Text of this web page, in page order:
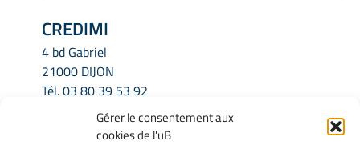
Gérer le consentement aux
cookies de l'uB
CREDIMI
4 bd Gabriel
21000 DIJON
Tél.03 80 39 53 92
credimi.secretariat@u-bourgogne.fr